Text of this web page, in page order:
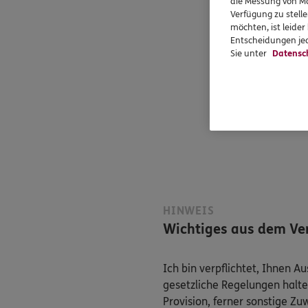
HINWEIS
Wichtiges aus dem
Ich bin verpflichtet, Ihnen
gesetzliche Regelungen
Provision, ferner sonstige
Verfügung zu
möchten, ist leider
Entscheidungen
Sie unter